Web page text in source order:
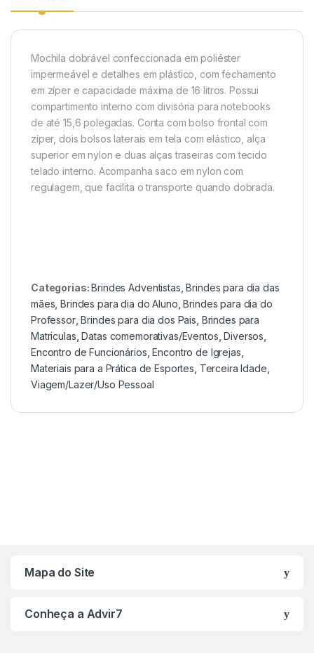
Mochila dobrável confeccionada em poliéster
impermeável e detalhes em plástico, com fechamento
em zíper e capacidade máxima de 16 litros. Possui
compartimento interno com divisória para notebooks
de até 15,6 polegadas. Conta com bolso frontal com
zíper, dois bolsos laterais em tela com elástico, alça
superior em nylon e duas alças traseiras com tecido
telado interno. Acompanha saco em nylon com
regulagem, que facilita o transporte quando dobrada.
Categorias:Brindes Adventistas ,Brindes para dia das
mães ,Brindes para dia do Aluno ,Brindes para dia do
Professor,Brindes para dia dos Pais Brindes para
Matriculas ,Datas comemorativas/Eventos ,Diversos
Encontro de Funcionários ,Encontro de Igrejas
Materiais para a Prática de Esportes Terceira Idade
Viagem/Lazer/Uso Pessoal
Mapa do Site
Conheça a Advir7